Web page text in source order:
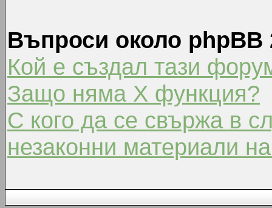
Въпроси около phpBB
Кой е създал тази
Защо няма X функция?
С кого да се свържа в
незаконни материали